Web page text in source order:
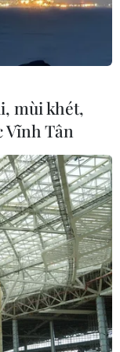
hối Mỹ
mùi khét,
Tân